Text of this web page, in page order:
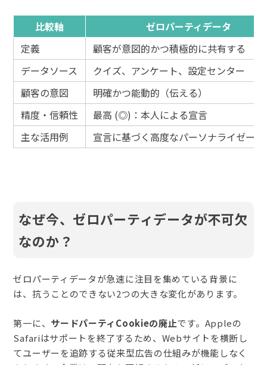
比較軸
ゼロパーティデータ
定義
顧客が意図的かつ積極的に共有する
データソース
クイズ、アンケート、設定センター
顧客の意図
明確かつ能動的（伝える）
精度・信頼性
最高 (◎)：本人による宣言
主な活用例
宣言に基づく高度なパーソナライゼー
なぜ今、ゼロパーティデータが不可欠
なのか？
ゼロパーティデータが急速に注目を集めている背景に
は、抗うことのできない2つの大きな変化があります。
第一に、 サードパーティCookieの廃止です。Appleの
Safariはサポートを終了するため、Webサイトを横断し
てユーザーを追跡する従来型広告の仕組みが機能しなく